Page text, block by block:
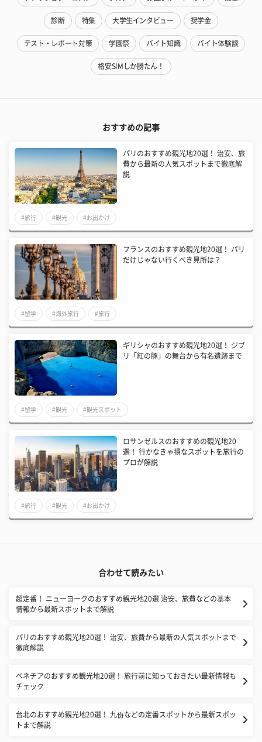
診断 特集 大学生インタビュー 奨学金
テスト・レポート対策 学園祭 バイト知識 バイト体験談
格安SIMしか勝たん！
おすすめの記事
パリのおすすめ観光地20選！ 治安、旅
費から最新の人気スポットまで徹底解
説
#旅行 #観光 #お出かけ
フランスのおすすめ観光地20選！ パリ
だけじゃない行くべき見所は？
#留学 #海外旅行 #旅行
ギリシャのおすすめ観光地20選！ ジブ
リ「紅の豚」の舞台から有名遺跡まで
#留学 #観光 #観光スポット
ロサンゼルスのおすすめの観光地20
選！ 行かなきゃ損なスポットを旅行の
プロが解説
#旅行 #観光 #お出かけ
合わせて読みたい
超定番！ ニューヨークのおすすめ観光地20選 治安、旅費などの基本
情報から最新スポットまで解説
パリのおすすめ観光地20選！ 治安、旅費から最新の人気スポットまで
徹底解説
ベネチアのおすすめ観光地20選！ 旅行前に知っておきたい最新情報も
チェック
台北のおすすめ観光地20選！ 九份などの定番スポットから最新スポッ
トまで解説